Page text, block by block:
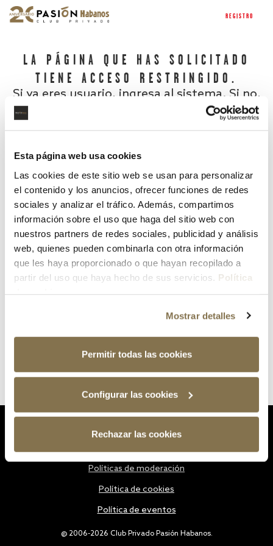
Esta página web usa cookies
Las cookies de este sitio web se usan para personalizar
el contenido y los anuncios, ofrecer funciones de redes
sociales y analizar el tráfico. Además, compartimos
información sobre el uso que haga del sitio web con
nuestros partners de redes sociales, publicidad y análisis
web, quienes pueden combinarla con otra información
que les haya proporcionado o que hayan recopilado a
partir del uso que haya hecho de sus servicios. Política
Mostrar detalles
Permitir todas las cookies
Configurar las cookies
Rechazar las cookies
REGISTRO
LA PÁGINA QUE HAS SOLICITADO
TIENE ACCESO RESTRINGIDO.
Si ya eres usuario, ingresa al sistema. Si no,
¿Has olvidado tu contraseña?
@ 2006-2026 Club Privado Pasión Habanos.
Políticas de moderación
Política de cookies
Política de eventos